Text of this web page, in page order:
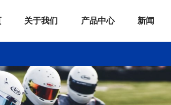
关于我们 产品中心 新闻